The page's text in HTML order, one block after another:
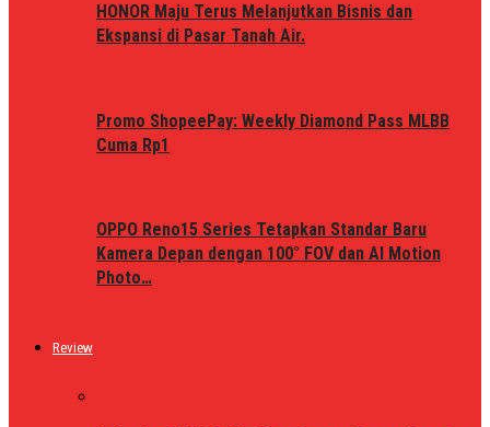
HONOR Maju Terus Melanjutkan Bisnis dan
Ekspansi di Pasar Tanah Air.
Promo ShopeePay: Weekly Diamond Pass MLBB
Cuma Rp1
OPPO Reno15 Series Tetapkan Standar Baru
Kamera Depan dengan 100° FOV dan AI Motion
Photo…
Review